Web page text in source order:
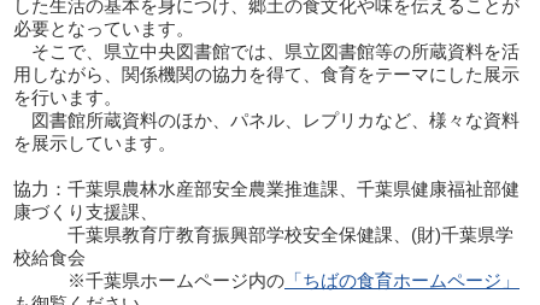
した生活の基本を身につけ、郷土の食文化や味を伝えることが
必要となっています。
そこで、県立中央図書館では、県立図書館等の所蔵資料を活
用しながら、関係機関の協力を得て、食育をテーマにした展示
を行います。
図書館所蔵資料のほか、パネル、レプリカなど、様々な資料
を展示しています。
協力：千葉県農林水産部安全農業推進課、千葉県健康福祉部健
康づくり支援課、
千葉県教育庁教育振興部学校安全保健課、(財)千葉県学
校給食会
※千葉県ホームページ内の 「ちばの食育ホームページ」